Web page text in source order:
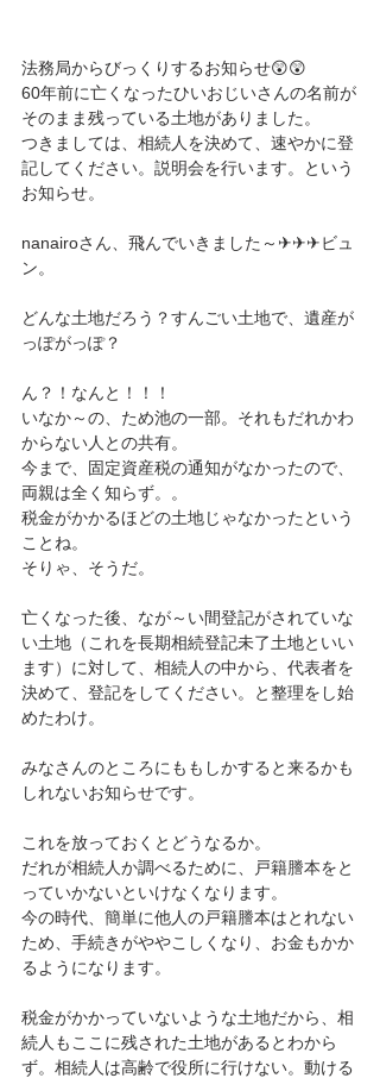
法務局からびっくりするお知らせ😲😲
60年前に亡くなったひいおじいさんの名前が
そのまま残っている土地がありました。
つきましては、相続人を決めて、速やかに登
記してください。説明会を行います。という
お知らせ。
nanairoさん、飛んでいきました～✈✈✈ビュ
ン。
どんな土地だろう？すんごい土地で、遺産が
っぽがっぽ？
ん？！なんと！！！
いなか～の、ため池の一部。それもだれかわ
からない人との共有。
今まで、固定資産税の通知がなかったので、
両親は全く知らず。。
税金がかかるほどの土地じゃなかったという
ことね。
そりゃ、そうだ。
亡くなった後、なが～い間登記がされていな
い土地（これを長期相続登記未了土地といい
ます）に対して、相続人の中から、代表者を
決めて、登記をしてください。と整理をし始
めたわけ。
みなさんのところにももしかすると来るかも
しれないお知らせです。
これを放っておくとどうなるか。
だれが相続人か調べるために、戸籍謄本をと
っていかないといけなくなります。
今の時代、簡単に他人の戸籍謄本はとれない
ため、手続きがややこしくなり、お金もかか
るようになります。
税金がかかっていないような土地だから、相
続人もここに残された土地があるとわから
ず。相続人は高齢で役所に行けない。動ける